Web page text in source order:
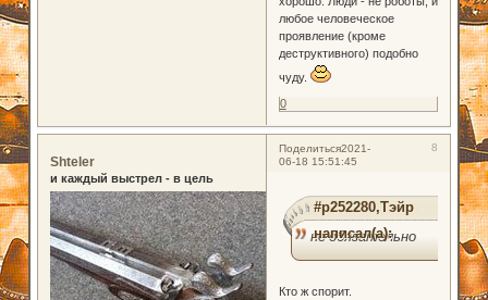
любое человеческое
проявление (кроме
деструктивного) подобно
чуду.
0
Поделиться 8
2021-
06-18 15:51:45
Shteler
и каждый выстрел - в цель
#p252280,Тэйр
написал(а):
не обязательно
Кто ж спорит.